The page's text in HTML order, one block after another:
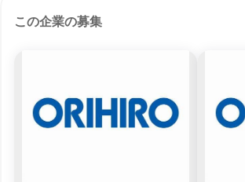
この企業の募集